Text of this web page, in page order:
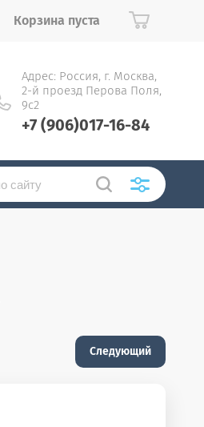
Корзина пуста
Адрес: Россия, г. Москва,
2-й проезд Перова Поля,
9с2
+7 (906)017-16-84
Следующий